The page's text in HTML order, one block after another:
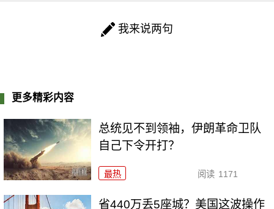
我来说两句
更多精彩内容
总统见不到领袖，伊朗革命卫队
自己下令开打？
最热 阅读 1171
省440万丢5座城？美国这波操作